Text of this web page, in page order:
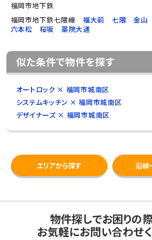
福岡市地下鉄
福岡市地下鉄七隈線
福大前 七隈 金山
六本松
桜坂 薬院大通
似た条件で物件を探す
オートロック × 福岡市城南区
システムキッチン × 福岡市城南区
デザイナーズ × 福岡市城南区
エリアから探す 沿線
物件探しでお困りの際
お気軽にお問い合わせ